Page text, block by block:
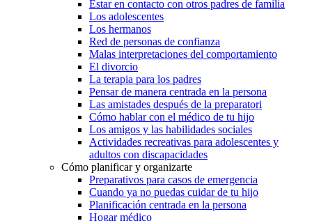
Estar en contacto con otros padres de familia
Los adolescentes
Los hermanos
Red de personas de confianza
Malas interpretaciones del comportamiento
El divorcio
La terapia para los padres
Pensar de manera centrada en la persona
Las amistades después de la preparatori
Cómo hablar con el médico de tu hijo
Los amigos y las habilidades sociales
Actividades recreativas para adolescentes y
adultos con discapacidades
Cómo planificar y organizarte
Preparativos para casos de emergencia
Cuando ya no puedas cuidar de tu hijo
Planificación centrada en la persona
Hogar médico